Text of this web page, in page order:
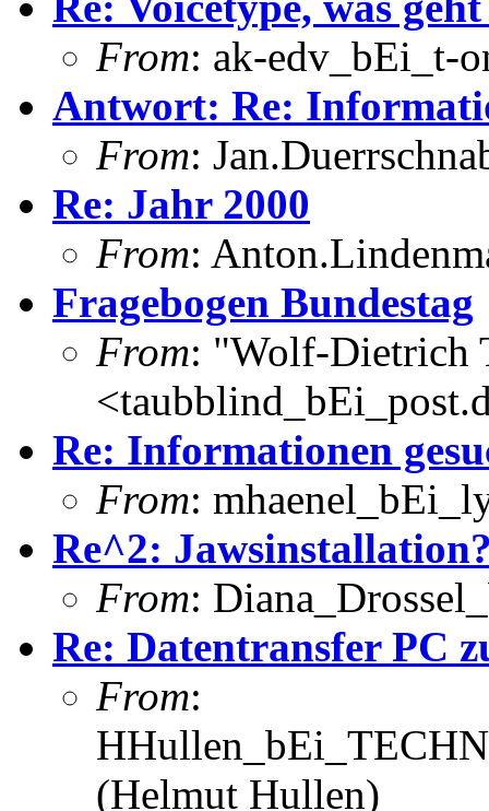
From: ak-edv_bEi_t-
Antwort: Re:
From:
Re: Jahr 2000
From:
Fragebogen Bundestag
From: "Wolf-Dietrich
Re: Informationen
From:
Re^2:
From:
Re: Datentransfer PC
From:
(Helmut Hullen)